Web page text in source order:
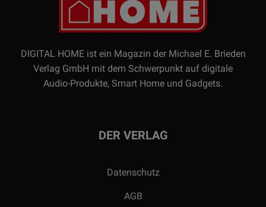
DIGITAL HOME ist ein Magazin der Michael E. Brieden
Verlag GmbH mit dem Schwerpunkt auf digitale
Audio-Produkte, Smart Home und Gadgets.
DER VERLAG
Datenschutz
AGB